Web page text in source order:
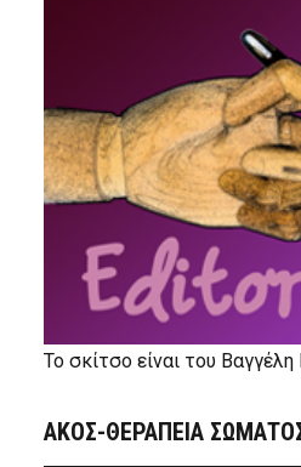
Το σκίτσο είναι του Βαγγέλη
ΑΚΟΣ-ΘΕΡΑΠΕΙΑ